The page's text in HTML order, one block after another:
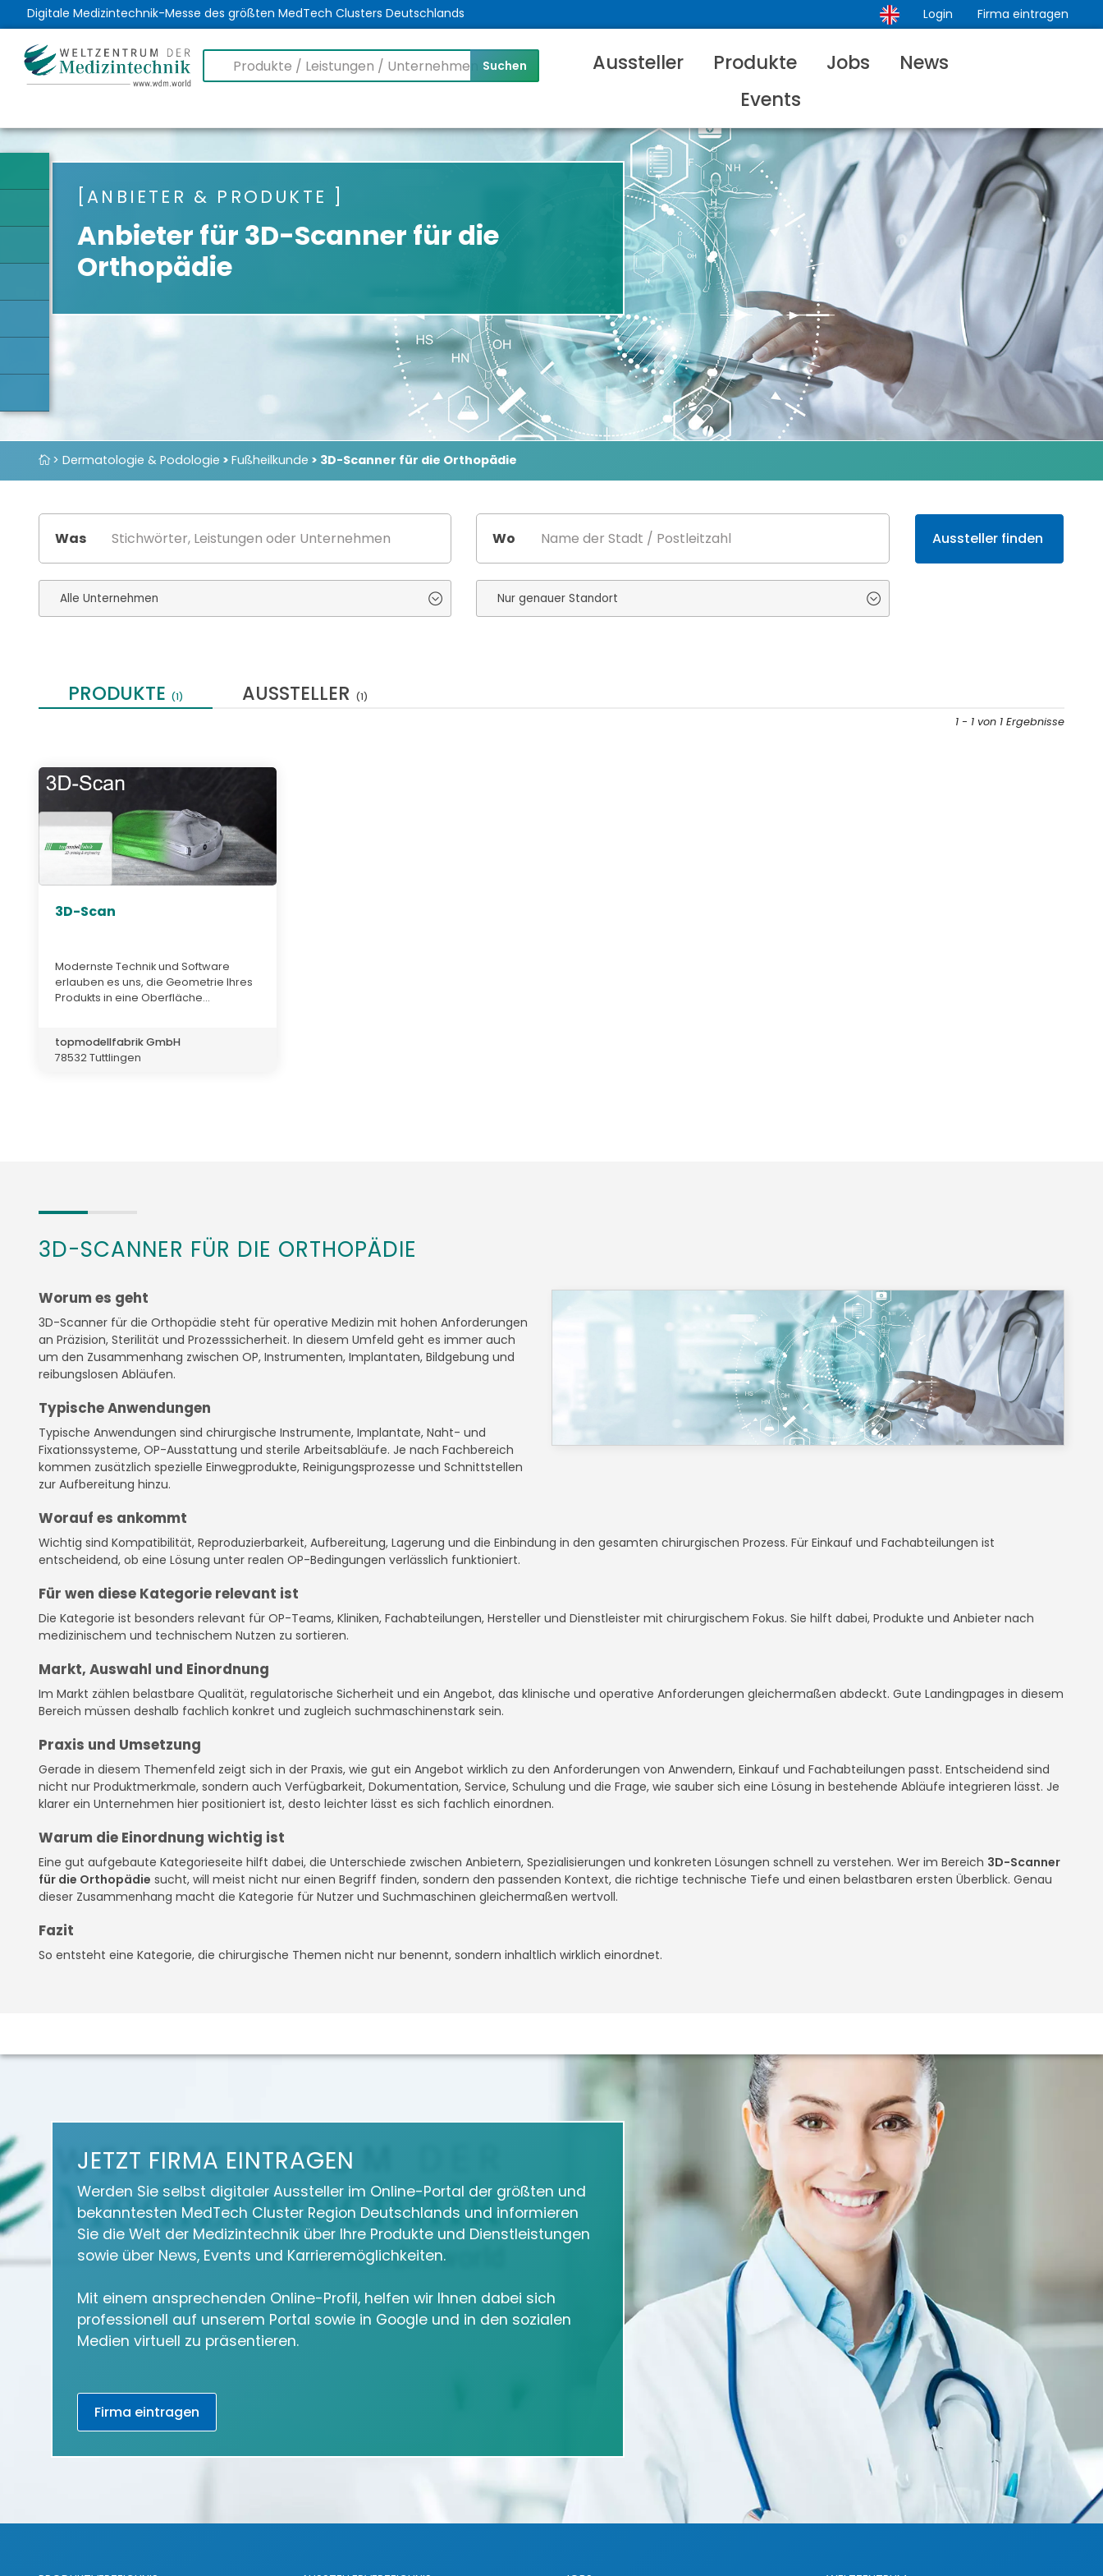
Digitale Medizintechnik-Messe des größten MedTech Clusters Deutschlands Login Firma eintragen
Aussteller Produkte Jobs
News
Events
ANBIETER & PRODUKTE
Anbieter für 3D-Scanner für die
Orthopädie
> Dermatologie & Podologie > Fußheilkunde > 3D-Scanner für die Orthopädie
Was Wo
PRODUKTE (1) AUSSTELLER (1)
1 - 1 von 1 Ergebnisse
3D-Scan
Modernste Technik und Software
erlauben es uns, die Geometrie Ihres
Produkts in eine Oberfläche...
topmodellfabrik GmbH
78532 Tuttlingen
3D-SCANNER FÜR DIE ORTHOPÄDIE
Worum es geht
3D-Scanner für die Orthopädie steht für operative Medizin mit hohen Anforderungen
an Präzision, Sterilität und Prozesssicherheit. In diesem Umfeld geht es immer auch
um den Zusammenhang zwischen OP, Instrumenten, Implantaten, Bildgebung und
reibungslosen Abläufen.
Typische Anwendungen
Typische Anwendungen sind chirurgische Instrumente, Implantate, Naht- und
Fixationssysteme, OP-Ausstattung und sterile Arbeitsabläufe. Je nach Fachbereich
kommen zusätzlich spezielle Einwegprodukte, Reinigungsprozesse und Schnittstellen
zur Aufbereitung hinzu.
Worauf es ankommt
Wichtig sind Kompatibilität, Reproduzierbarkeit, Aufbereitung, Lagerung und die Einbindung in den gesamten chirurgischen Prozess. Für Einkauf und Fachabteilungen ist
entscheidend, ob eine Lösung unter realen OP-Bedingungen verlässlich funktioniert.
Für wen diese Kategorie relevant ist
Die Kategorie ist besonders relevant für OP-Teams, Kliniken, Fachabteilungen, Hersteller und Dienstleister mit chirurgischem Fokus. Sie hilft dabei, Produkte und Anbieter nach
medizinischem und technischem Nutzen zu sortieren.
Markt, Auswahl und Einordnung
Im Markt zählen belastbare Qualität, regulatorische Sicherheit und ein Angebot, das klinische und operative Anforderungen gleichermaßen abdeckt. Gute Landingpages in diesem
Bereich müssen deshalb fachlich konkret und zugleich suchmaschinenstark sein.
Praxis und Umsetzung
Gerade in diesem Themenfeld zeigt sich in der Praxis, wie gut ein Angebot wirklich zu den Anforderungen von Anwendern, Einkauf und Fachabteilungen passt. Entscheidend sind
nicht nur Produktmerkmale, sondern auch Verfügbarkeit, Dokumentation, Service, Schulung und die Frage, wie sauber sich eine Lösung in bestehende Abläufe integrieren lässt. Je
klarer ein Unternehmen hier positioniert ist, desto leichter lässt es sich fachlich einordnen.
Warum die Einordnung wichtig ist
Eine gut aufgebaute Kategorieseite hilft dabei, die Unterschiede zwischen Anbietern, Spezialisierungen und konkreten Lösungen schnell zu verstehen. Wer im Bereich 3D-Scanner
für die Orthopädie sucht, will meist nicht nur einen Begriff finden, sondern den passenden Kontext, die richtige technische Tiefe und einen belastbaren ersten Überblick. Genau
dieser Zusammenhang macht die Kategorie für Nutzer und Suchmaschinen gleichermaßen wertvoll.
Fazit
So entsteht eine Kategorie, die chirurgische Themen nicht nur benennt, sondern inhaltlich wirklich einordnet.
JETZT FIRMA EINTRAGEN
Werden Sie selbst digitaler Aussteller im Online-Portal der größten und
bekanntesten MedTech Cluster Region Deutschlands und informieren
Sie die Welt der Medizintechnik über Ihre Produkte und Dienstleistungen
sowie über News, Events und Karrieremöglichkeiten.
Mit einem ansprechenden Online-Profil, helfen wir Ihnen dabei sich
professionell auf unserem Portal sowie in Google und in den sozialen
Medien virtuell zu präsentieren.
Firma eintragen